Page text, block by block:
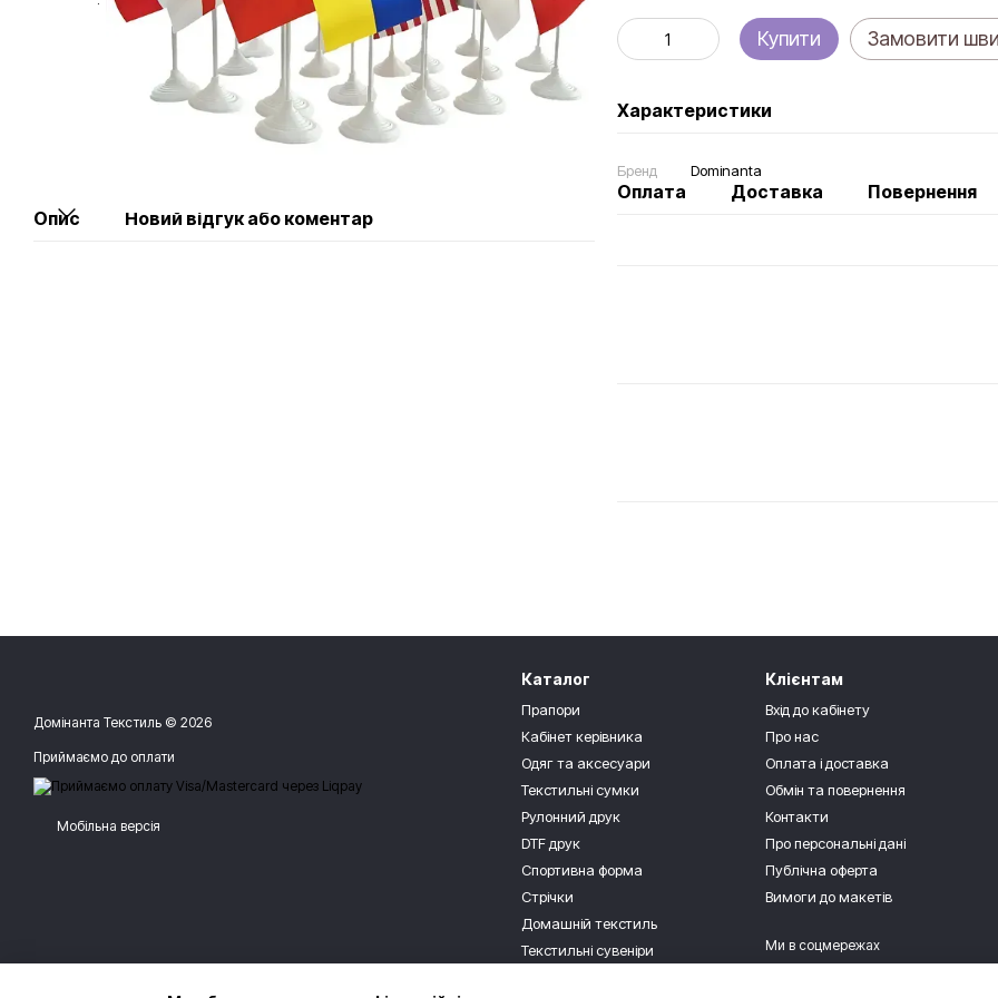
Опис Новий відгук або коментар
Купити Замовити
Характеристики
Бренд Dominanta
Оплата Доставка Повернення
Домінанта Текстиль © 2026
Приймаємо до оплати
Мобільна версія
Каталог
Прапори
Кабінет керівника
Одяг та аксесуари
Текстильні сумки
Рулонний друк
DTF друк
Спортивна форма
Стрічки
Домашній текстиль
Текстильні сувеніри
Клієнтам
Вхід до кабінету
Про нас
Оплата і доставка
Обмін та повернення
Контакти
Про персональні дані
Публічна оферта
Вимоги до макетів
Ми в соцмережах